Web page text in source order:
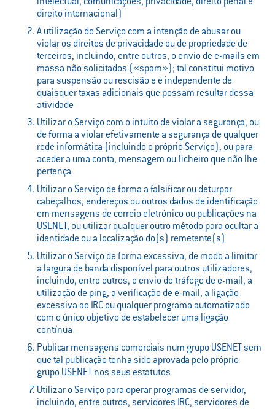
direito internacional)
A utilização do Serviço com a intenção de abusar ou
violar os direitos de privacidade ou de propriedade de
terceiros, incluindo, entre outros, o envio de e-mails em
massa não solicitados («spam»); tal constitui motivo
para suspensão ou rescisão e é independente de
quaisquer taxas adicionais que possam resultar dessa
atividade
Utilizar o Serviço com o intuito de violar a segurança, ou
de forma a violar efetivamente a segurança de qualquer
rede informática (incluindo o próprio Serviço), ou para
aceder a uma conta, mensagem ou ficheiro que não lhe
pertença
Utilizar o Serviço de forma a falsificar ou deturpar
cabeçalhos, endereços ou outros dados de identificação
em mensagens de correio eletrónico ou publicações na
USENET, ou utilizar qualquer outro método para ocultar a
identidade ou a localização do(s) remetente(s)
Utilizar o Serviço de forma excessiva, de modo a limitar
a largura de banda disponível para outros utilizadores,
incluindo, entre outros, o envio de tráfego de e-mail, a
utilização de ping, a verificação de e-mail, a ligação
excessiva ao IRC ou qualquer programa automatizado
com o único objetivo de estabelecer uma ligação
contínua
Publicar mensagens comerciais num grupo USENET sem
que tal publicação tenha sido aprovada pelo próprio
grupo USENET nos seus estatutos
Utilizar o Serviço para operar programas de servidor,
incluindo, entre outros, servidores IRC, servidores de